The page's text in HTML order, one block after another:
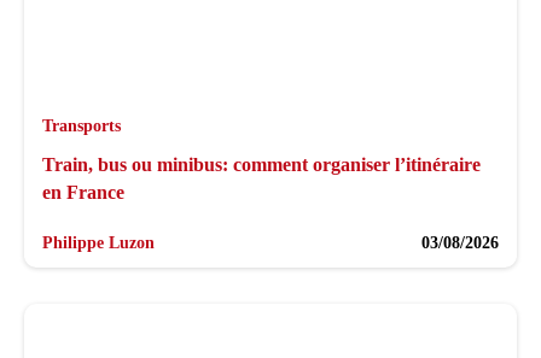
Transports
Train, bus ou minibus: comment organiser l’itinéraire
en France
Philippe Luzon 03/08/2026